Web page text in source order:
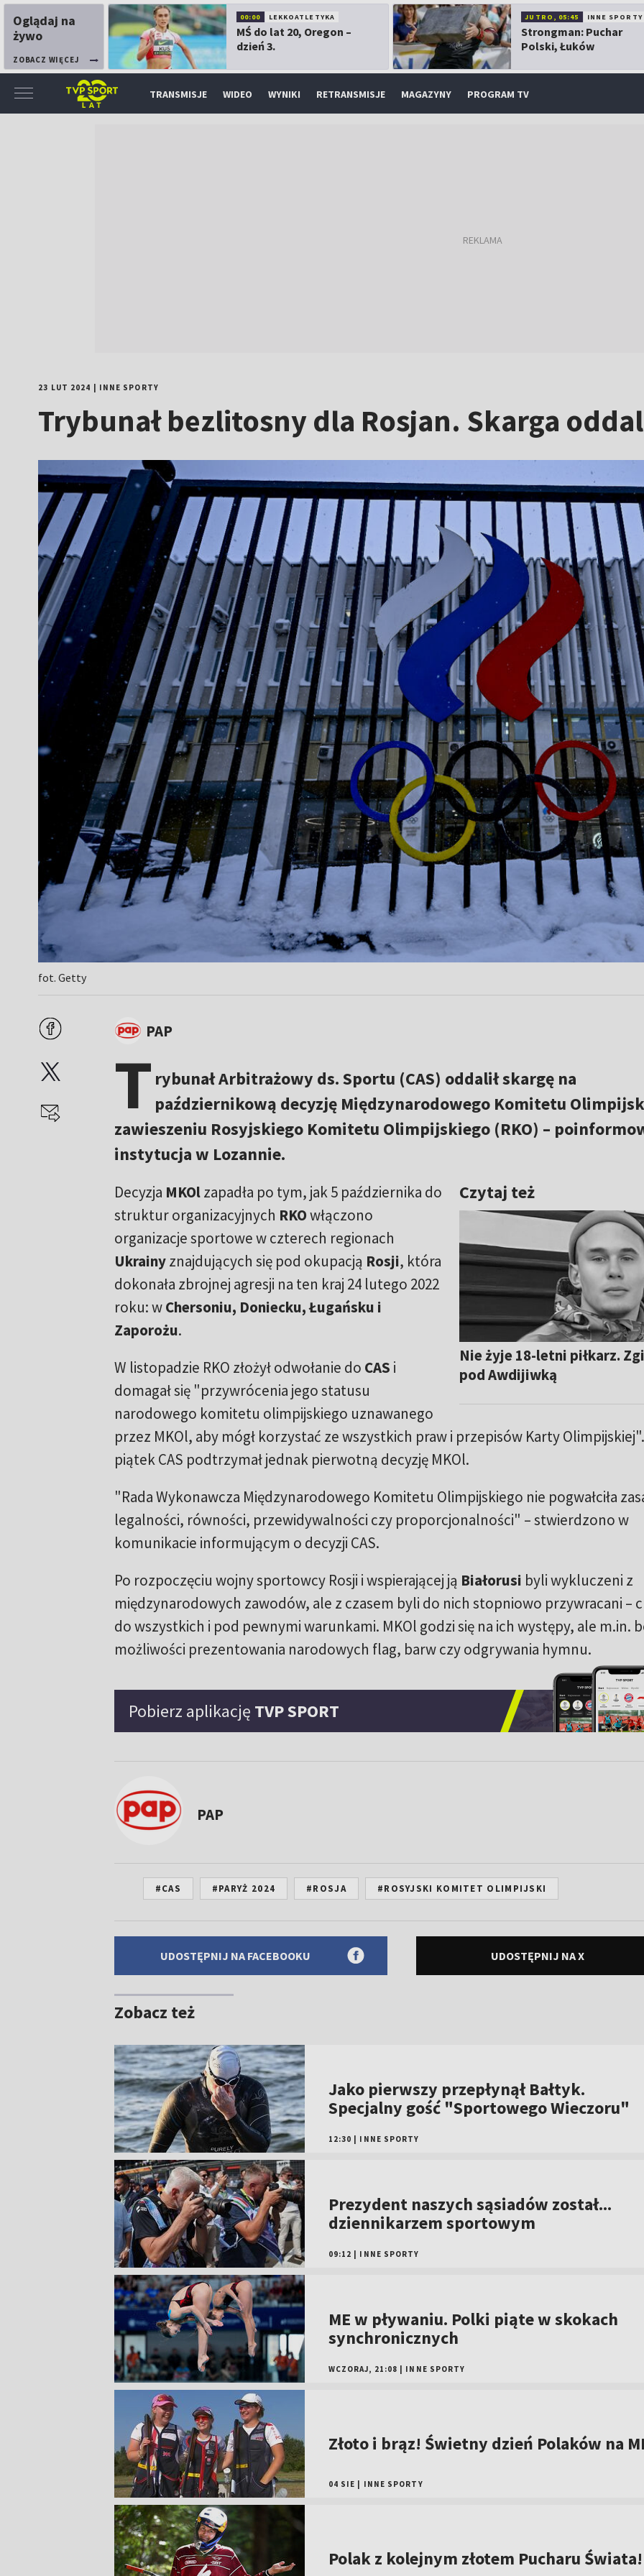
Oglądaj na
żywo
ZOBACZ WIĘCEJ
00:00 LEKKOATLETYKA
MŚ do lat 20, Oregon –
dzień 3.
JUTRO, 05:45 INNE SPORTY
Strongman: Puchar
Polski, Łuków
TRANSMISJE WIDEO WYNIKI RETRANSMISJE MAGAZYNY PROGRAM TV
23 LUT 2024 INNE SPORTY
Trybunał bezlitosny dla Rosjan. Skarga
fot. Getty
PAP
T rybunał Arbitrażowy ds. Sportu (CAS) oddalił skargę na
październikową decyzję Międzynarodowego Komitetu
zawieszeniu Rosyjskiego Komitetu Olimpijskiego (RKO) –
instytucja w Lozannie.
Czytaj też
Nie żyje 18-letni piłkarz.
pod Awdijiwką
Decyzja MKOlzapadła po tym, jak 5 października do
struktur organizacyjnych RKOwłączono
organizacje sportowe w czterech regionach
Ukrainyznajdujących się pod okupacją Rosji, która
dokonała zbrojnej agresji na ten kraj 24 lutego 2022
roku: wChersoniu, Doniecku, Ługańsku i
Zaporożu.
W listopadzie RKO złożył odwołanie do CAS i
domagał się "przywrócenia jego statusu
narodowego komitetu olimpijskiego uznawanego
przez MKOl, aby mógł korzystać ze wszystkich praw i przepisów Karty
piątek CAS podtrzymał jednak pierwotną decyzję MKOl.
"Rada Wykonawcza Międzynarodowego Komitetu Olimpijskiego nie pogwałciła
legalności, równości, przewidywalności czy proporcjonalności" – stwierdzono w
komunikacie informującym o decyzji CAS.
Po rozpoczęciu wojny sportowcy Rosji i wspierającej ją Białorusi byli wykluczeni z
międzynarodowych zawodów, ale z czasem byli do nich stopniowo przywracani –
do wszystkich i pod pewnymi warunkami. MKOl godzi się na ich występy, ale m.in.
możliwości prezentowania narodowych flag, barw czy odgrywania hymnu.
Pobierz aplikację TVP SPORT
PAP
#CAS #PARYŻ 2024 #ROSJA #ROSYJSKI KOMITET OLIMPIJSKI
UDOSTĘPNIJ NA FACEBOOKU UDOSTĘPNIJ NA X
Zobacz też
Jako pierwszy przepłynął Bałtyk.
Specjalny gość "Sportowego Wieczoru"
12:30 INNE SPORTY
Prezydent naszych sąsiadów został...
dziennikarzem sportowym
09:12 INNE SPORTY
ME w pływaniu. Polki piąte w skokach
synchronicznych
WCZORAJ, 21:08 INNE SPORTY
Złoto i brąz! Świetny dzień Polaków na
04 SIE INNE SPORTY
Polak z kolejnym złotem Pucharu Świata!